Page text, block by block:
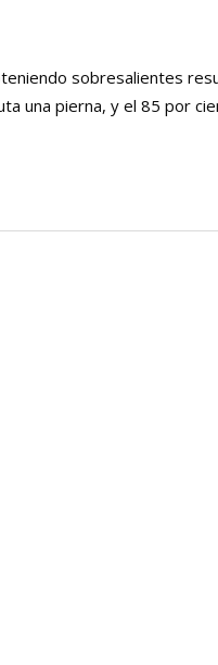
sobresalientes
una pierna, y el 85 por